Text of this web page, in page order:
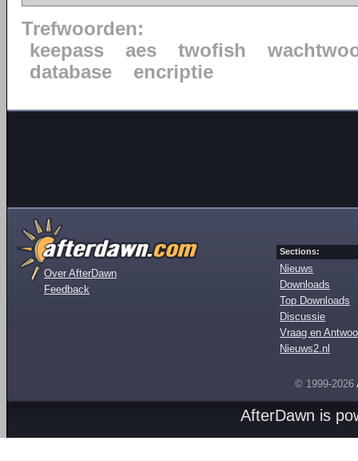
Trefwoorden:
keepass
aes twofish
database
encriptie
Over AfterDawn
Feedback
Sections:
Nieuws
Downloads
Top Downloads
Discussie
Vraag en
Nieuws2.nl
© 1999-2026
AfterDawn is